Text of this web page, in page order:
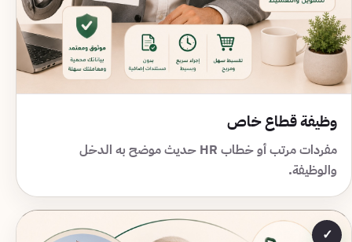
وظيفة قطاع خاص
مفردات مرتب أو خطاب HR حديث موضح به الدخل
والوظيفة.